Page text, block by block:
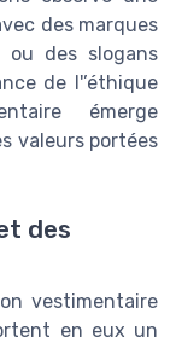
des marques
ou des slogans
de l'’éthique
émerge
valeurs portées
des
vestimentaire
en eux un